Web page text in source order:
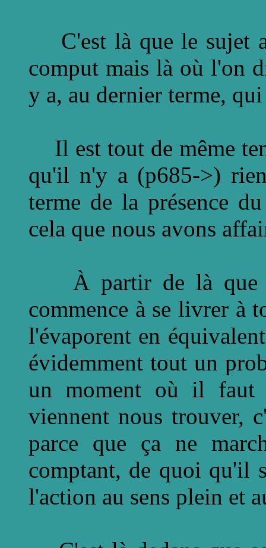
C'est là que le sujet
comput mais là où l'on
y a, au dernier terme,
Il est tout de même
qu'il n'y a (p685->)
terme de la présence
cela que nous avons
À partir de là que
commence à se livrer à
l'évaporent en
évidemment tout un
un moment où il faut
viennent nous trouver,
parce que ça ne
comptant, de quoi qu'il
l'action au sens plein et